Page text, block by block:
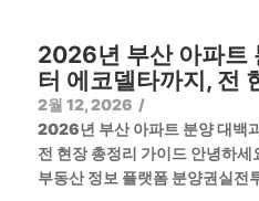
2026년 부산 아파트
터 에코델타까지, 전
2월 12, 2026 /
2026년 부산 아파트 분양 대백
전 현장 총정리 가이드 안녕하세
부동산 정보 플랫폼 분양권실전